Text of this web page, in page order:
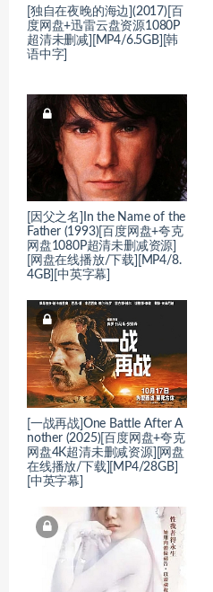
[独自在夜晚的海边](2017)[百
度网盘+迅雷云盘资源1080P
超清未删减][MP4/6.5GB][韩
语中字]
[因父之名]In the Name of the
Father (1993)[百度网盘+夸克
网盘1080P超清未删减资源]
[网盘在线播放/下载][MP4/8.
4GB][中英字幕]
[一战再战]One Battle After A
nother (2025)[百度网盘+夸克
网盘4K超清未删减资源][网盘
在线播放/下载][MP4/28GB]
[中英字幕]